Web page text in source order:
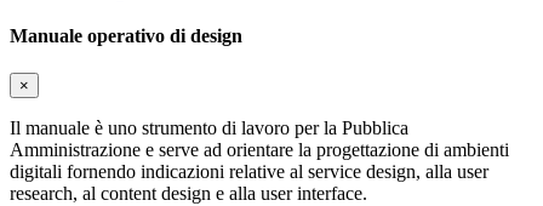
Manuale operativo di design
×
Il manuale è uno strumento di lavoro per la Pubblica
Amministrazione e serve ad orientare la progettazione di ambienti
digitali fornendo indicazioni relative al service design, alla user
research, al content design e alla user interface.